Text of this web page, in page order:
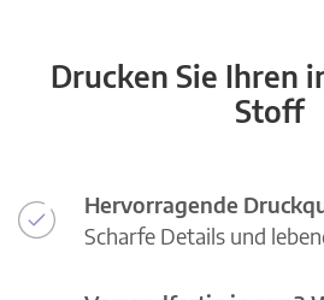
Drucken Sie Ihren
Stoff
Hervorragende
Scharfe Details und